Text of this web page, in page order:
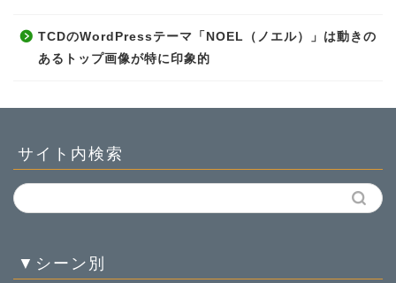
TCDのWordPressテーマ「NOEL（ノエル）」は動きの
あるトップ画像が特に印象的
サイト内検索
▼シーン別